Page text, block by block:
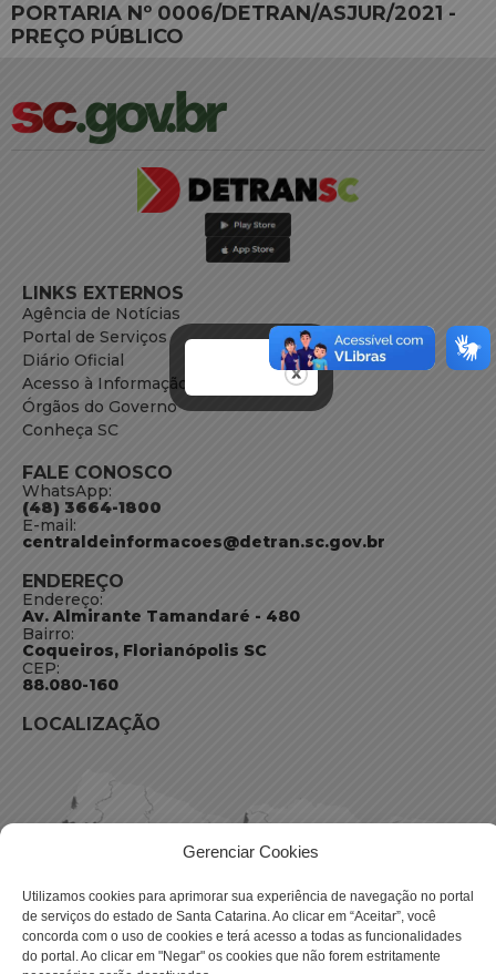
Gerenciar Cookies
Utilizamos cookies para aprimorar sua experiência de navegação no portal
de serviços do estado de Santa Catarina. Ao clicar em “Aceitar”, você
concorda com o uso de cookies e terá acesso a todas as funcionalidades
do portal. Ao clicar em "Negar" os cookies que não forem estritamente
PORTARIA Nº 0006/DETRAN/ASJUR/2021 -
PREÇO PÚBLICO
LINKS EXTERNOS
Agência de Notícias
Portal de Serviços
Diário Oficial
Acesso à Informação
Órgãos do Governo
Conheça SC
FALE CONOSCO
WhatsApp:
(48) 3664-1800
E-mail:
centraldeinformacoes@detran.sc.gov.br
ENDEREÇO
Endereço:
Av. Almirante Tamandaré - 480
Bairro:
Coqueiros, Florianópolis SC
CEP:
88.080-160
LOCALIZAÇÃO